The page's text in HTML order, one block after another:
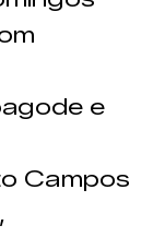
e
Campos